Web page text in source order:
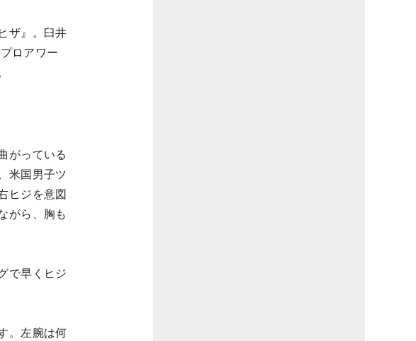
ザ』。臼井
ロアワー
がっている
米国男子ツ
ヒジを意図
がら、胸も
で早くヒジ
。左腕は何